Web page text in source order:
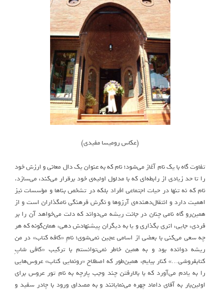
(عکاس رومیسا مفیدی)
تفاوت گاه با یک نام آغاز می‌شود؛ نام که به عنوان یک دال معانی و ارزش خود
را تا حد زیادی از رابطه‌ای که با مدلول اولیه‌ی خود برقرار می‌کند، می‌سازد.
نام که نه تنها در حیات اجتماعی افراد بلکه در تشخص بنا‌ها و مؤسسات نیز
اهمیت دارد و انتقال‌دهنده‌ی آرزوها و نگرش فرهنگی نامگذاران است و از
همین‌رو گاه نامی چنان در جانت ریشه می‌دواند که دلت می‌خواهد آن را بر
فردی، جایی، اثری بگذاری و یا به دیگران پیشنهادش دهی، همان‌گونه که هر
چه سعی می‌کنی با بعضی از اسامی عجین نمی‌شوی؛ نامِ «کافه کتاب» در من
ریشه دوانده بود و به همین خاطر نمی‌توانستم با ترکیب «کافی شاپِ
کتابفروشی…» کنار بیایم، همین‌طور که اصطلاح «رونمایی کتاب» عروس‌هایی
را به یادم می‌آورد که با بالارفتن چند وجب پارچه به نام تور عروس برای
اولین‌بار به آقای داماد چهره می‌نمایانند و به مصداق ورود با چادر سفید و